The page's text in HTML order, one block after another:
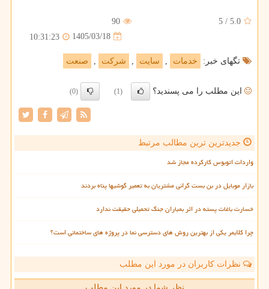
5.0
/
5
90
1405/03/18
10:31:23
تگهای خبر: خدمات , سایت , شركت , صنعت
این مطلب را می پسندید؟ (1)
(0)
جدیدترین ترین مطالب مرتبط
واردات اتوبوس کارکرده مجاز شد
بازار موبایل در بن بست گرانی مشتریان به تعمیر گوشیها پناه بردند
خسارت باغات پسته در اثر بمباران جنگ تحمیلی حقیقت ندارد
چرا کلایمر یکی از بهترین روش های دسترسی نما در پروژه های ساختمانی است؟
نظرات کاربران در مورد این مطلب